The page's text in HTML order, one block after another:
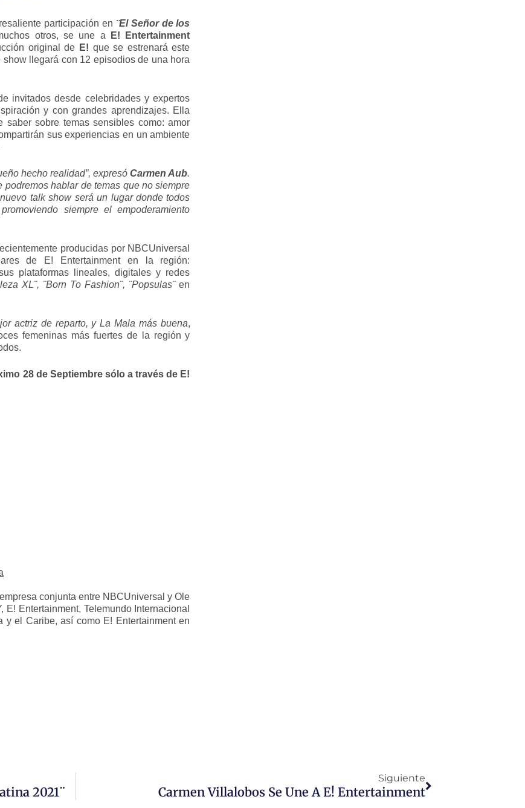
participación en ¨El Señor de los
otros, se une a
E! Entertainment
original de E! que se estrenará este
llegará con 12 episodios de una hora
invitados desde celebridades y expertos
y con grandes aprendizajes. Ella
saber sobre temas sensibles como: amor
sus experiencias en un ambiente
hecho realidad”, expresóCarmen Aub.
podremos hablar de temas que no siempre
talk show será un lugar donde todos
siempre el empoderamiento
producidas por NBCUniversal
de E! Entertainment en la región:
plataformas lineales, digitales y redes
XL¨, ¨Born To Fashion¨, ¨Popsulas¨en
actriz de reparto, y La Mala más buena,
femeninas más fuertes de la región y
28 de Septiembre sólo a través de E!
conjunta entre NBCUniversal y Ole
Entertainment, Telemundo Internacional
el Caribe, así como E! Entertainment en
2021¨
Siguiente
Carmen Villalobos Se Une A E! Entertainment